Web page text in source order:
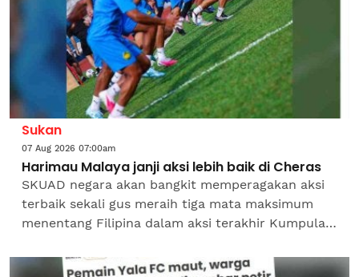
Sukan
07 Aug 2026 07:00am
Harimau Malaya janji aksi lebih baik di Cheras
SKUAD negara akan bangkit memperagakan aksi
terbaik sekali gus meraih tiga mata maksimum
menentang Filipina dalam aksi terakhir Kumpulan
Lumpur, Cheras...